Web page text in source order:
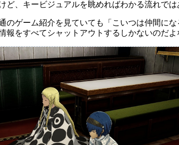
、キービジュアルを眺めればわかる流れでは
のゲーム紹介を見ていても「こいつは仲間に
をすべてシャットアウトするしかないのだよ